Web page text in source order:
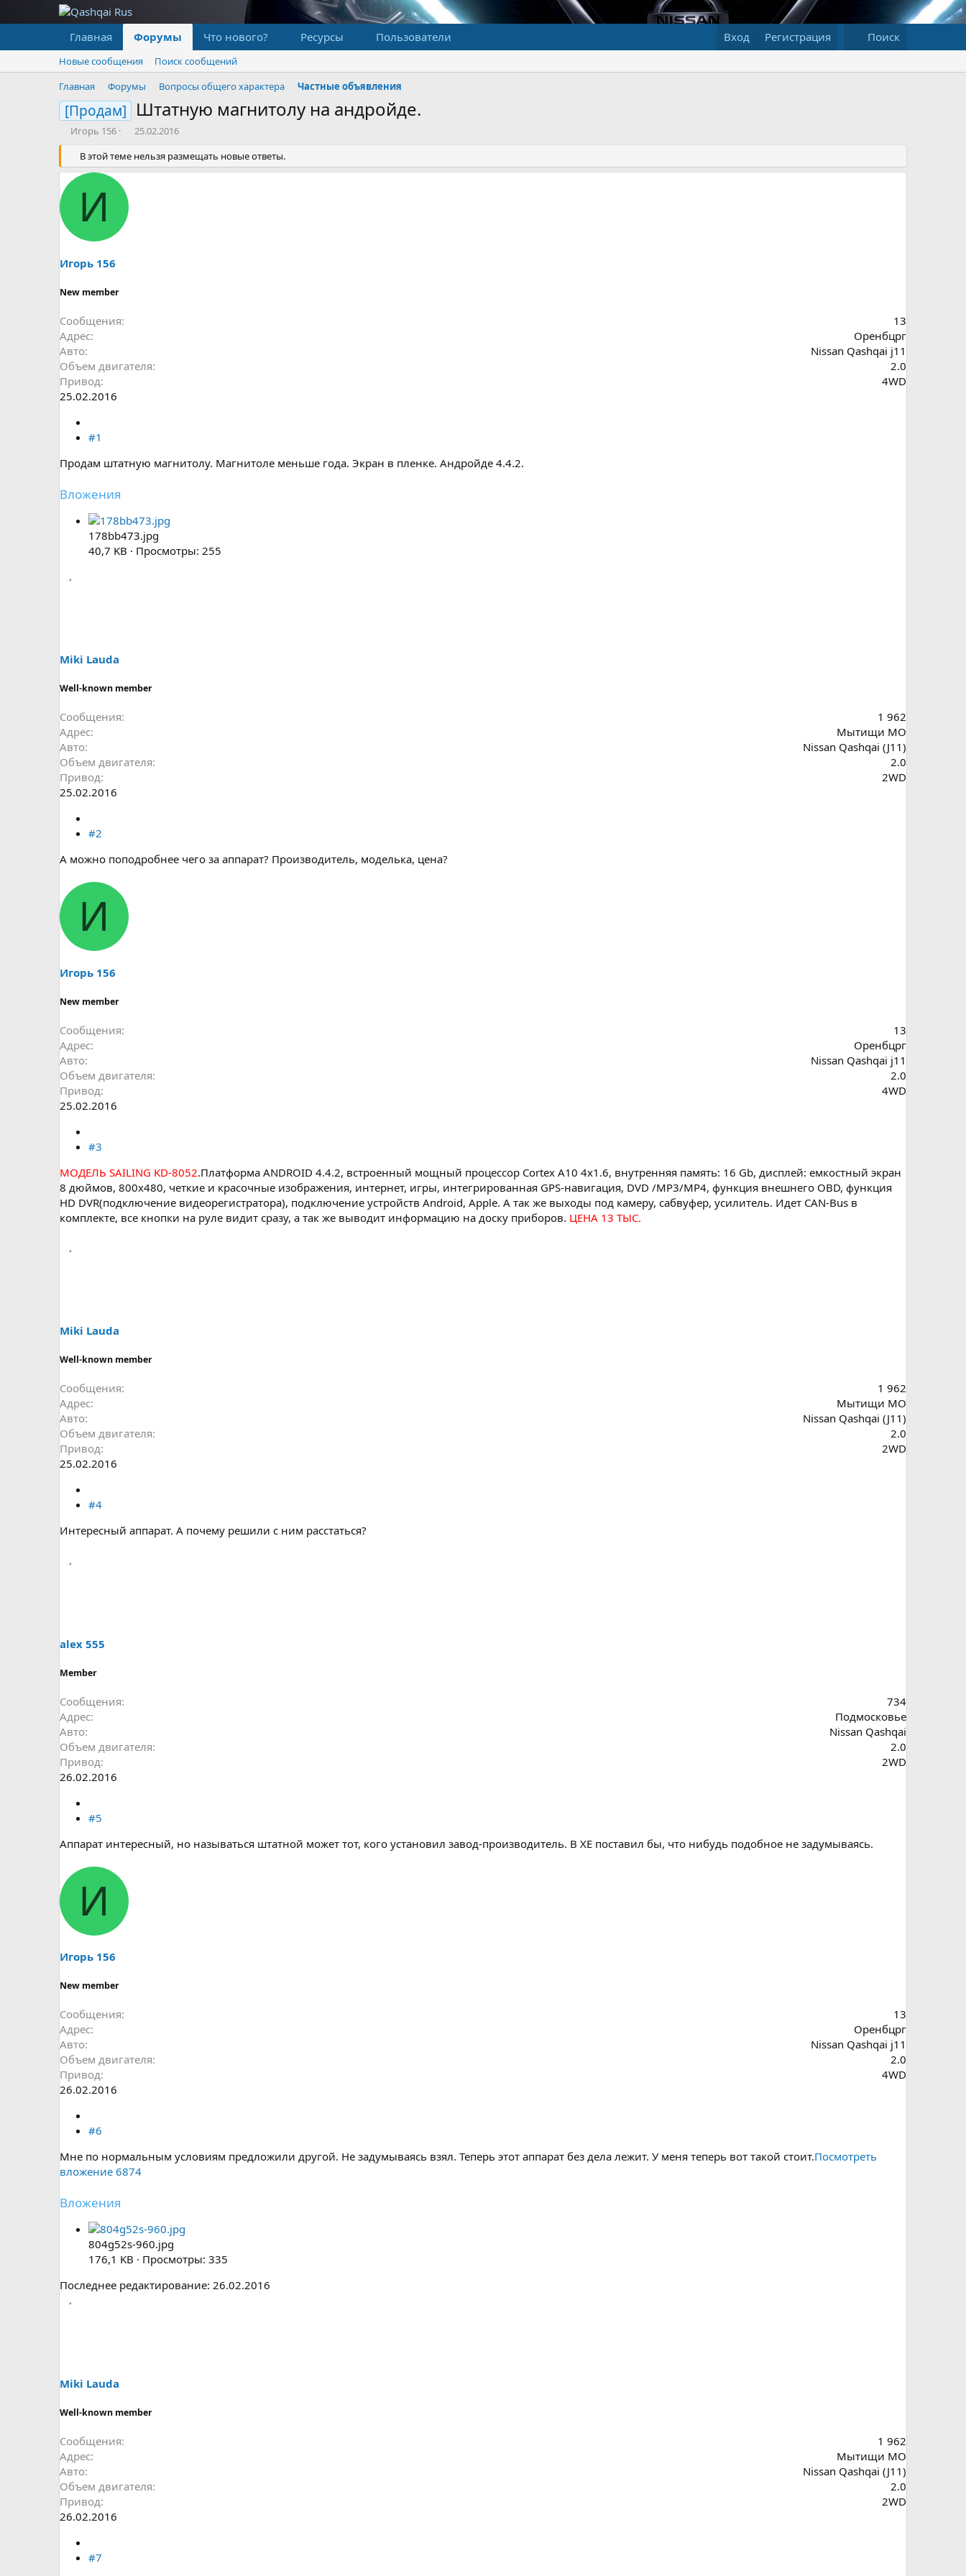
Главная Форумы Что нового? Ресурсы Пользователи Вход Регистрация Поиск
Новые сообщения
Поиск сообщений
Главная
Форумы Вопросы общего характера Частные объявления
[Продам] Штатную магнитолу на андройде.
А
о
р
ы
Игорь 156
Д
т
а
25.02.2016
В этой теме нельзя размещать новые ответы.
И
Игорь 156
New member
Сообщения
13
Адрес
Оренбцрг
Авто
Nissan Qashqai j11
Объем двигателя
2.0
Привод
4WD
25.02.2016
#1
Продам штатную магнитолу. Магнитоле меньше года. Экран в пленке. Андройде 4.4.2.
Вложения
178bb473.jpg
40,7 KB · Просмотры: 255
Miki Lauda
Well-known member
Сообщения
1 962
Адрес
Мытищи МО
Авто
Nissan Qashqai (J11)
Объем двигателя
2.0
Привод
2WD
25.02.2016
#2
А можно поподробнее чего за аппарат? Производитель, моделька, цена?
И
Игорь 156
New member
Сообщения
13
Адрес
Оренбцрг
Авто
Nissan Qashqai j11
Объем двигателя
2.0
Привод
4WD
25.02.2016
#3
МОДЕЛЬ SAILING KD-8052.Платформа ANDROID 4.4.2, встроенный мощный процессор Cortex A10 4x1.6, внутренняя память: 16 Gb, дисплей: емкостный экран
8 дюймов, 800х480, четкие и красочные изображения, интернет, игры, интегрированная GPS-навигация, DVD /MP3/MP4, функция внешнего OBD, функция
HD DVR(подключение видеорегистратора), подключение устройств Android, Apple. А так же выходы под камеру, сабвуфер, усилитель. Идет CAN-Bus в
комплекте, все кнопки на руле видит сразу, а так же выводит информацию на доску приборов. ЦЕНА 13 ТЫС.
Miki Lauda
Well-known member
Сообщения
1 962
Адрес
Мытищи МО
Авто
Nissan Qashqai (J11)
Объем двигателя
2.0
Привод
2WD
25.02.2016
#4
Интересный аппарат. А почему решили с ним расстаться?
alex 555
Member
Сообщения
734
Адрес
Подмосковье
Авто
Nissan Qashqai
Объем двигателя
2.0
Привод
2WD
26.02.2016
#5
Аппарат интересный, но называться штатной может тот, кого установил завод-производитель. В ХЕ поставил бы, что нибудь подобное не задумываясь.
И
Игорь 156
New member
Сообщения
13
Адрес
Оренбцрг
Авто
Nissan Qashqai j11
Объем двигателя
2.0
Привод
4WD
26.02.2016
#6
Мне по нормальным условиям предложили другой. Не задумываясь взял. Теперь этот аппарат без дела лежит. У меня теперь вот такой стоит.Посмотреть
вложение 6874
Вложения
804g52s-960.jpg
176,1 KB · Просмотры: 335
Последнее редактирование: 26.02.2016
Miki Lauda
Well-known member
Сообщения
1 962
Адрес
Мытищи МО
Авто
Nissan Qashqai (J11)
Объем двигателя
2.0
Привод
2WD
26.02.2016
#7